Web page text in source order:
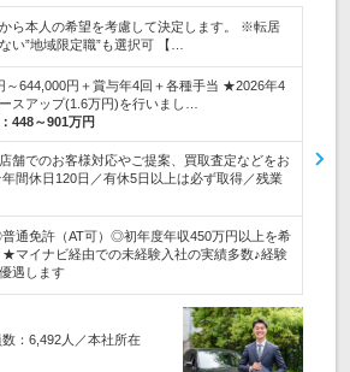
ら本人の希望を考慮して決定します。 ※転居
い”地域限定職”も選択可 【…
～644,000円＋賞与年4回＋各種手当 ★2026年4
スアップ(1.6万円)を行いまし…
448～901万円
舗でのお客様対応やご提案、買取査定などをお
間休日120日／有休5日以上は必ず取得／残業
通免許（AT可）◎初年度年収450万円以上を希
マイナビ経由での未経験入社の実績多数♪経験
遇します
：6,492人／本社所在